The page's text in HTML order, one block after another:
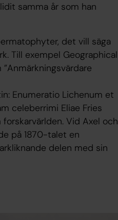
samma år som han
det vill säga
Till exempel Geographical
Enumeratio Lichenum et
celeberrimi Eliae Fries
Vid Axel och
på 1870-talet en
delen med sin